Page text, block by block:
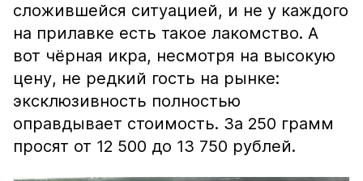
сложившейся ситуацией, и не у каждого
на прилавке есть такое лакомство. А
вот чёрная икра, несмотря на высокую
цену, не редкий гость на рынке:
эксклюзивность полностью
оправдывает стоимость. За 250 грамм
просят от 12 500 до 13 750 рублей.